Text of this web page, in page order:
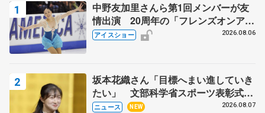
中野友加里さんら第1回メンバーが友
情出演 20周年の「フレンズオンアイ
ス」 宮本賢二さん、有川梨絵さん、
アイスショー 2026.08.06
坂本花織さん「目標へまい進していき
たい」 文部科学省スポーツ表彰式で
代表謝辞
ニュース NEW 2026.08.07